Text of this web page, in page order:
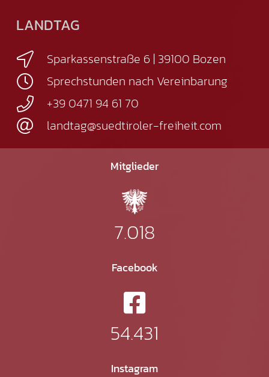
LANDTAG
Sparkassenstraße 6 | 39100 Bozen
Sprechstunden nach Vereinbarung
+39 0471 94 61 70
landtag@suedtiroler-freiheit.com
Mitglieder
7.018
Facebook
54.431
Instagram